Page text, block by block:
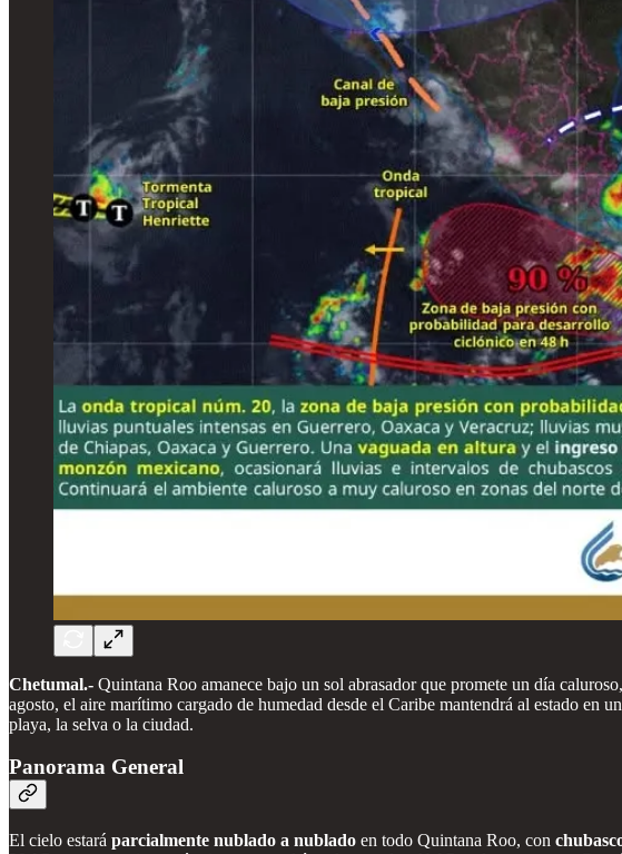
Chetumal.- Quintana Roo amanece bajo un sol abrasador que promete un día
agosto, el aire marítimo cargado de humedad desde el Caribe mantendrá al estado en
playa, la selva o la ciudad.
Panorama General
El cielo estará parcialmente nublado a nublado en todo Quintana Roo, con